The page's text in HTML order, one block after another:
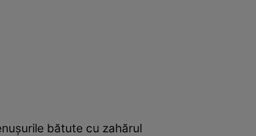
bătute cu zahărul